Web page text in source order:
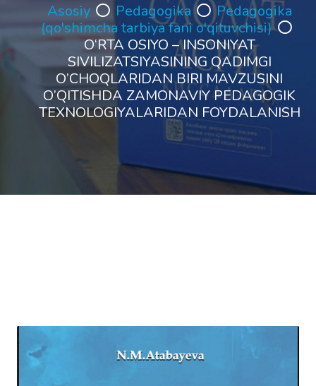
Asosiy Pedagogika
Pedagogika
(qo'shimcha tarbiya fani o'qituvchisi)
O‘RTA OSIYO – INSONIYAT
SIVILIZATSIYASINING QADIMGI
O’CHOQLARIDAN BIRI MAVZUSINI
O’QITISHDA ZAMONAVIY PEDAGOGIK
TEXNOLOGIYALARIDAN FOYDALANISH